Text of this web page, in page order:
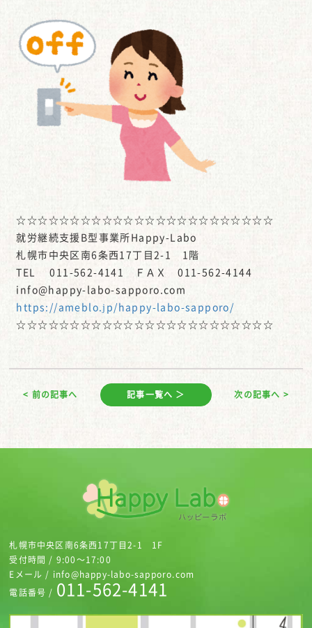
☆☆☆☆☆☆☆☆☆☆☆☆☆☆☆☆☆☆☆☆☆☆☆☆
就労継続支援B型事業所Happy-Labo
札幌市中央区南6条西17丁目2-1 1階
TEL 011-562-4141 ＦＡＸ 011-562-4144
info@happy-labo-sapporo.com
https://ameblo.jp/happy-labo-sapporo/
☆☆☆☆☆☆☆☆☆☆☆☆☆☆☆☆☆☆☆☆☆☆☆☆
< 前の記事へ 記事一覧へ ＞ 次の記事へ >
札幌市中央区南6条西17丁目2-1 1F
受付時間 / 9:00～17:00
Eメール / info@happy-labo-sapporo.com
電話番号 / 011-562-4141